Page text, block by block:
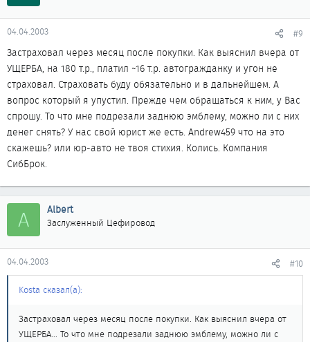
04.04.2003 #9
Застраховал через месяц после покупки. Как выяснил вчера от
УЩЕРБА, на 180 т.р., платил ~16 т.р. автогражданку и угон не
страховал. Страховать буду обязательно и в дальнейшем. А
вопрос который я упустил. Прежде чем обращаться к ним, у Вас
спрошу. То что мне подрезали заднюю эмблему, можно ли с них
денег снять? У нас свой юрист же есть. Andrew459 что на это
скажешь? или юр-авто не твоя стихия. Колись. Компания
СибБрок.
A Albert
Заслуженный Цефировод
04.04.2003 #10
Kosta сказал(а):
Застраховал через месяц после покупки. Как выяснил вчера от
УЩЕРБА... То что мне подрезали заднюю эмблему, можно ли с